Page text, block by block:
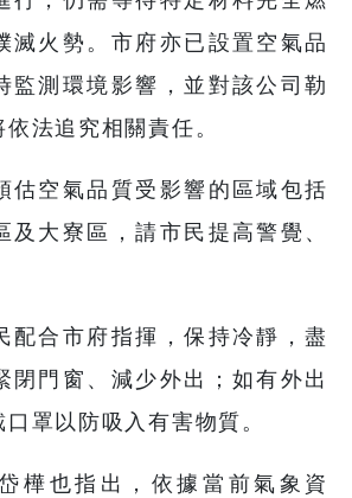
滅火勢。市府亦已設置空氣品
監測環境影響，並對該公司勒
法追究相關責任。
估空氣品質受影響的區域包括
及大寮區，請市民提高警覺、
配合市府指揮，保持冷靜，盡
閉門窗、減少外出；如有外出
罩以防吸入有害物質。
樺也指出，依據當前氣象資